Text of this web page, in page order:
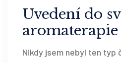
Uvedení do
aromaterapie
Nikdy jsem nebyl ten typ